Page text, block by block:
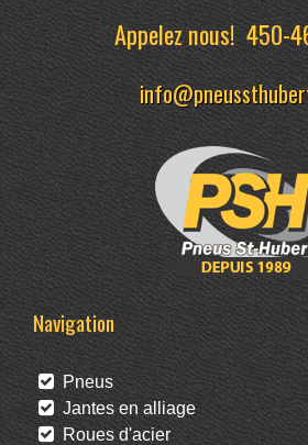
Appelez nous!450-
Navigation
Pneus
Jantes en alliage
Roues d'acier